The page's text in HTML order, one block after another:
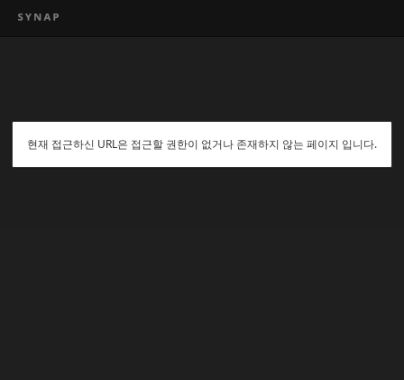
현재 접근하신 URL은 접근할 권한이 없거나 존재하지 않는 페이지 입니다.